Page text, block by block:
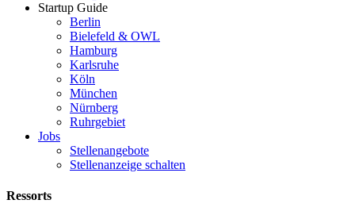
Startup Guide
Berlin
Bielefeld & OWL
Hamburg
Karlsruhe
Köln
München
Nürnberg
Ruhrgebiet
Jobs
Stellenangebote
Stellenanzeige schalten
Ressorts